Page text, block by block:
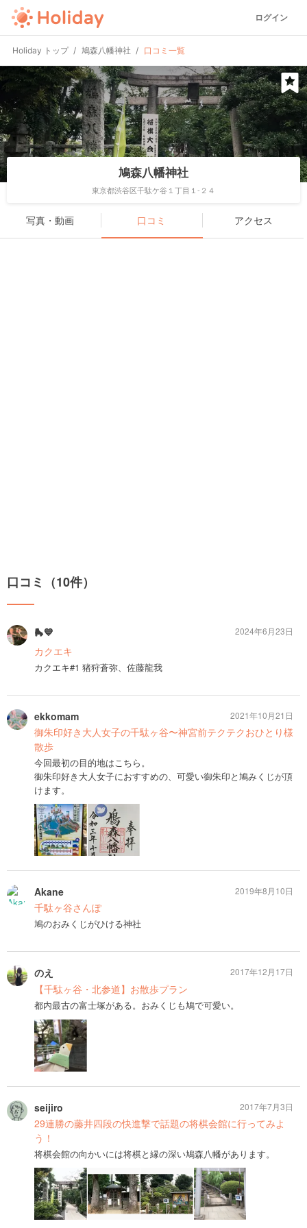
ログイン
Holiday トップ 鳩森八幡神社 口コミ一覧
鳩森八幡神社
東京都渋谷区千駄ケ谷１丁目１-２４
写真・動画 口コミ アクセス
口コミ（10件）
🛼💙
カクエキ
カクエキ#1 猪狩蒼弥、佐藤龍我
2024年6月23日
ekkomam
御朱印好き大人女子の千駄ヶ谷〜神宮前テクテクおひとり様
散歩
今回最初の目的地はこちら。
御朱印好き大人女子におすすめの、可愛い御朱印と鳩みくじが頂
けます。
2021年10月21日
Akane
千駄ヶ谷さんぽ
鳩のおみくじがひける神社
2019年8月10日
のえ
【千駄ヶ谷・北参道】お散歩プラン
都内最古の富士塚がある。おみくじも鳩で可愛い。
2017年12月17日
seijiro
29連勝の藤井四段の快進撃で話題の将棋会館に行ってみよ
う！
将棋会館の向かいには将棋と縁の深い鳩森八幡があります。
2017年7月3日